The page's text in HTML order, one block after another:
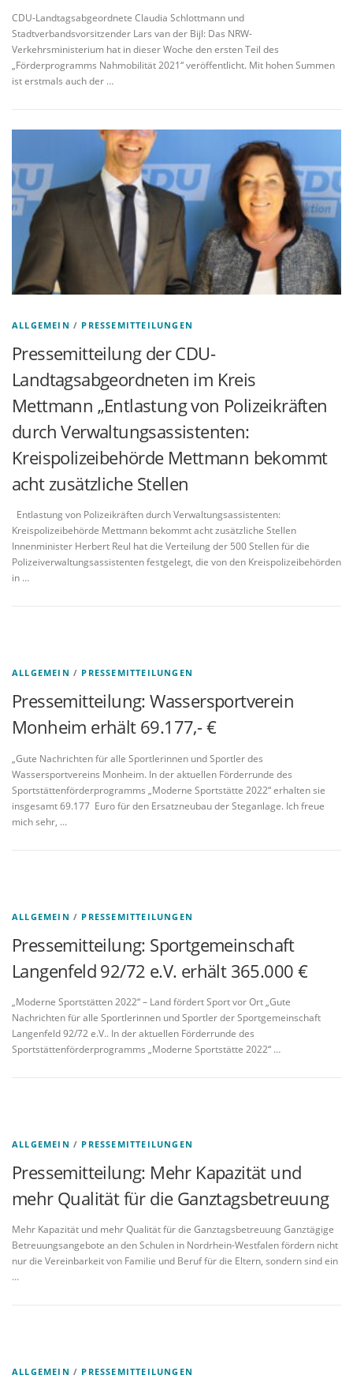
CDU-Landtagsabgeordnete Claudia Schlottmann und
Stadtverbandsvorsitzender Lars van der Bijl: Das NRW-
Verkehrsministerium hat in dieser Woche den ersten Teil des
„Förderprogramms Nahmobilität 2021“ veröffentlicht. Mit hohen Summen
ist erstmals auch der …
ALLGEMEIN / PRESSEMITTEILUNGEN
Pressemitteilung der CDU-
Landtagsabgeordneten im Kreis
Mettmann „Entlastung von Polizeikräften
durch Verwaltungsassistenten:
Kreispolizeibehörde Mettmann bekommt
acht zusätzliche Stellen
Entlastung von Polizeikräften durch Verwaltungsassistenten:
Kreispolizeibehörde Mettmann bekommt acht zusätzliche Stellen
Innenminister Herbert Reul hat die Verteilung der 500 Stellen für die
Polizeiverwaltungsassistenten festgelegt, die von den Kreispolizeibehörden
in …
ALLGEMEIN / PRESSEMITTEILUNGEN
Pressemitteilung: Wassersportverein
Monheim erhält 69.177,- €
„Gute Nachrichten für alle Sportlerinnen und Sportler des
Wassersportvereins Monheim. In der aktuellen Förderrunde des
Sportstättenförderprogramms „Moderne Sportstätte 2022“ erhalten sie
insgesamt 69.177 Euro für den Ersatzneubau der Steganlage. Ich freue
mich sehr, …
ALLGEMEIN / PRESSEMITTEILUNGEN
Pressemitteilung: Sportgemeinschaft
Langenfeld 92/72 e.V. erhält 365.000 €
„Moderne Sportstätten 2022“ – Land fördert Sport vor Ort „Gute
Nachrichten für alle Sportlerinnen und Sportler der Sportgemeinschaft
Langenfeld 92/72 e.V.. In der aktuellen Förderrunde des
Sportstättenförderprogramms „Moderne Sportstätte 2022“ …
ALLGEMEIN / PRESSEMITTEILUNGEN
Pressemitteilung: Mehr Kapazität und
mehr Qualität für die Ganztagsbetreuung
Mehr Kapazität und mehr Qualität für die Ganztagsbetreuung Ganztägige
Betreuungsangebote an den Schulen in Nordrhein-Westfalen fördern nicht
nur die Vereinbarkeit von Familie und Beruf für die Eltern, sondern sind ein
…
ALLGEMEIN / PRESSEMITTEILUNGEN